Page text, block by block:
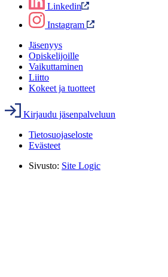
Linkedin
Instagram
Jäsenyys
Opiskelijoille
Vaikuttaminen
Liitto
Kokeet ja tuotteet
Kirjaudu jäsenpalveluun
Tietosuojaseloste
Evästeet
Sivusto: Site Logic